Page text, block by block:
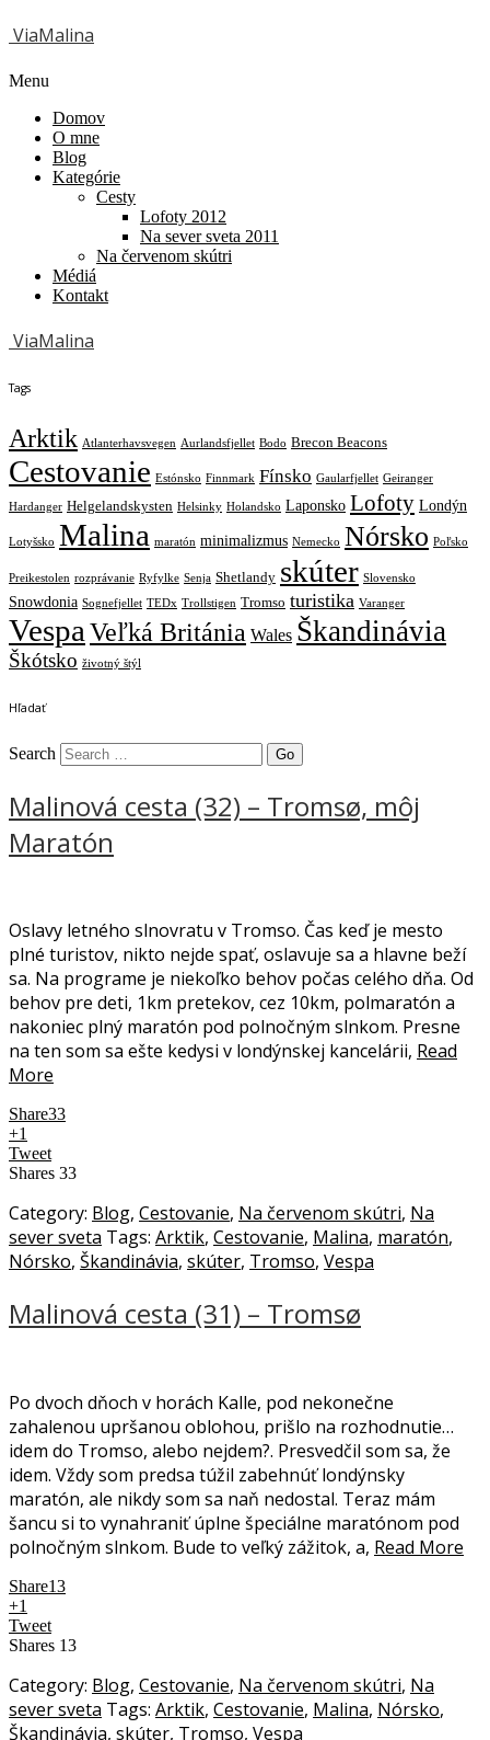
ViaMalina
Menu
Domov
O mne
Blog
Kategórie
Cesty
Lofoty 2012
Na sever sveta 2011
Na červenom skútri
Médiá
Kontakt
ViaMalina
Tags
Arktik Atlanterhavsvegen Aurlandsfjellet Bodo Brecon Beacons
Cestovanie Estónsko Finnmark Fínsko Gaularfjellet Geiranger
Hardanger Helgelandskysten Helsinky Holandsko Laponsko Lofoty Londýn
Lotyšsko Malina maratón minimalizmus Nemecko Nórsko Poľsko
Preikestolen rozprávanie Ryfylke Senja Shetlandy skúter Slovensko
Snowdonia Sognefjellet TEDx Trollstigen Tromso turistika Varanger
Vespa Veľká Británia Wales Škandinávia
Škótsko životný štýl
Hľadať
Search
Malinová cesta (32) – Tromsø, môj
Maratón
Oslavy letného slnovratu v Tromso. Čas keď je mesto
plné turistov, nikto nejde spať, oslavuje sa a hlavne beží
sa. Na programe je niekoľko behov počas celého dňa. Od
behov pre deti, 1km pretekov, cez 10km, polmaratón a
nakoniec plný maratón pod polnočným slnkom. Presne
na ten som sa ešte kedysi v londýnskej kancelárii, Read
More
Share33
+1
Tweet
Shares 33
Category: Blog, Cestovanie, Na červenom skútri, Na
sever sveta Tags: Arktik, Cestovanie, Malina, maratón,
Nórsko, Škandinávia, skúter, Tromso, Vespa
Malinová cesta (31) – Tromsø
Po dvoch dňoch v horách Kalle, pod nekonečne
zahalenou upršanou oblohou, prišlo na rozhodnutie…
idem do Tromso, alebo nejdem?. Presvedčil som sa, že
idem. Vždy som predsa túžil zabehnúť londýnsky
maratón, ale nikdy som sa naň nedostal. Teraz mám
šancu si to vynahraniť úplne špeciálne maratónom pod
polnočným slnkom. Bude to veľký zážitok, a, Read More
Share13
+1
Tweet
Shares 13
Category: Blog, Cestovanie, Na červenom skútri, Na
sever sveta Tags: Arktik, Cestovanie, Malina, Nórsko,
Škandinávia, skúter, Tromso, Vespa